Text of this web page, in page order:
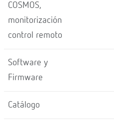
COSMOS,
monitorización
control remoto
Software y
Firmware
Catálogo